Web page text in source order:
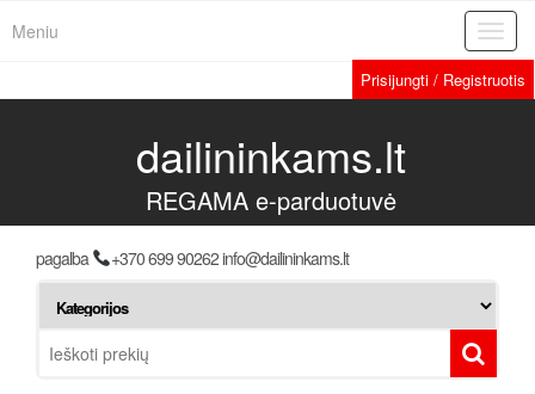
Meniu
Prisijungti / Registruotis
dailininkams.lt
REGAMA e-parduotuvė
pagalba +370 699 90262 info@dailininkams.lt